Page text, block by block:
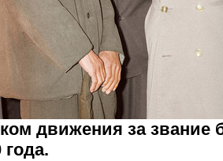
движения за звание